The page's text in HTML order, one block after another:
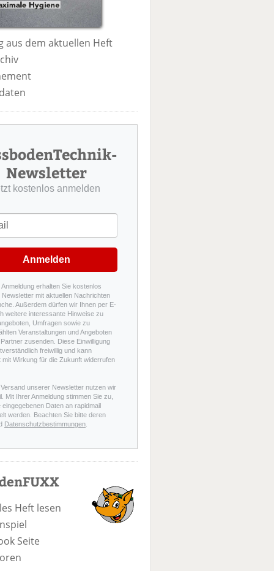
aus dem aktuellen Heft
Newsletter
kostenlos anmelden
Anmelden
Anmeldung erhalten Sie kostenlos
Newsletter mit aktuellen Nachrichten
Außerdem dürfen wir Ihnen per E-
weitere interessante Hinweise zu
Umfragen sowie zu
Veranstaltungen und Angeboten
zusenden. Diese Einwilligung
freiwillig und kann
mit Wirkung für die Zukunft widerrufen
Versand unserer Newsletter nutzen wir
Mit Ihrer Anmeldung stimmen Sie zu,
eingegebenen Daten an rapidmail
werden. Beachten Sie bitte deren
Datenschutzbestimmungen.
Heft lesen
Seite